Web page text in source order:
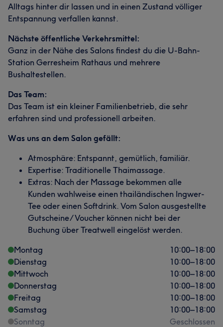
Alltags hinter dir lassen und in einen Zustand völliger
Entspannung verfallen kannst.
Nächste öffentliche Verkehrsmittel:
Ganz in der Nähe des Salons findest du die U-Bahn-
Station Gerresheim Rathaus und mehrere
Bushaltestellen.
Das Team:
Das Team ist ein kleiner Familienbetrieb, die sehr
erfahren sind und professionell arbeiten.
Was uns an dem Salon gefällt:
Atmosphäre: Entspannt, gemütlich, familiär.
Expertise: Traditionelle Thaimassage.
Extras: Nach der Massage bekommen alle
Kunden wahlweise einen thailändischen Ingwer-
Tee oder einen Softdrink. Vom Salon ausgestellte
Gutscheine/ Voucher können nicht bei der
Buchung über Treatwell eingelöst werden.
Montag
10:00–18:00
Dienstag
10:00–18:00
Mittwoch
10:00–18:00
Donnerstag
10:00–18:00
Freitag
10:00–18:00
Samstag
10:00–18:00
Sonntag
Geschlossen